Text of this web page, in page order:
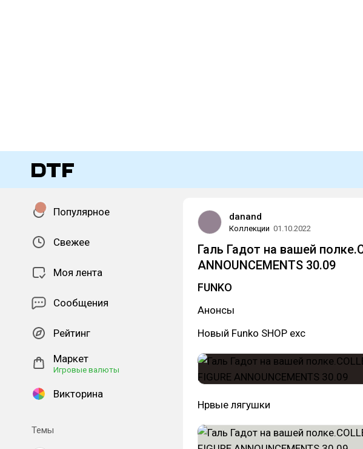
Популярное
Свежее
Моя лента
Сообщения
Рейтинг
Маркет
Игровые валюты
Викторина
Темы
danand
Коллекции 01.10.2022
Галь Гадот на вашей
ANNOUNCEMENTS 30.09
FUNKO
Анонсы
Новый Funko SHOP exc
Нрвые лягушки